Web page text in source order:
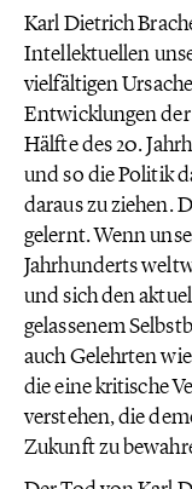
Karl Dietrich
Intellektuellen
vielfältigen
Entwicklungen
Hälfte des 20.
und so die Politik
daraus zu ziehen.
gelernt. Wenn
Jahrhunderts
und sich den
gelassenem
auch Gelehrten
die eine kritische
verstehen, die
Zukunft zu